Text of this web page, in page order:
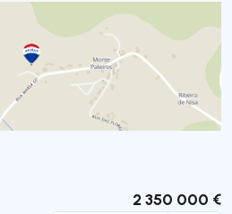
2 350 000 €